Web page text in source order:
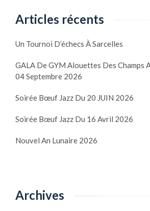
Articles récents
Un Tournoi D’échecs À Sarcelles
GALA De GYM Alouettes Des Champs
04 Septembre 2026
Soirée Bœuf Jazz Du 20 JUIN 2026
Soirée Bœuf Jazz Du 16 Avril 2026
Nouvel An Lunaire 2026
Archives